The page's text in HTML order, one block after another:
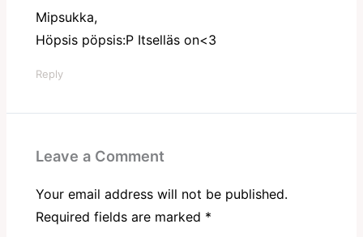
Mipsukka,
Höpsis pöpsis:P Itselläs on<3
Reply
Leave a Comment
Your email address will not be published.
Required fields are marked *